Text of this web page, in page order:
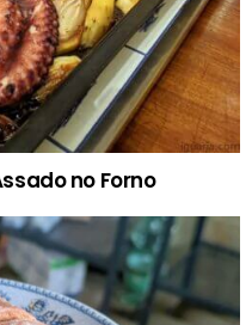
no Forno